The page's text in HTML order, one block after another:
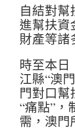
自結對
進幫扶資
財產等諸
時至本
江縣“澳
門對口
“痛點”
需，澳門